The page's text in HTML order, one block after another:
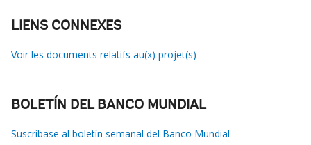
LIENS CONNEXES
Voir les documents relatifs au(x) projet(s)
BOLETÍN DEL BANCO MUNDIAL
Suscríbase al boletín semanal del Banco Mundial